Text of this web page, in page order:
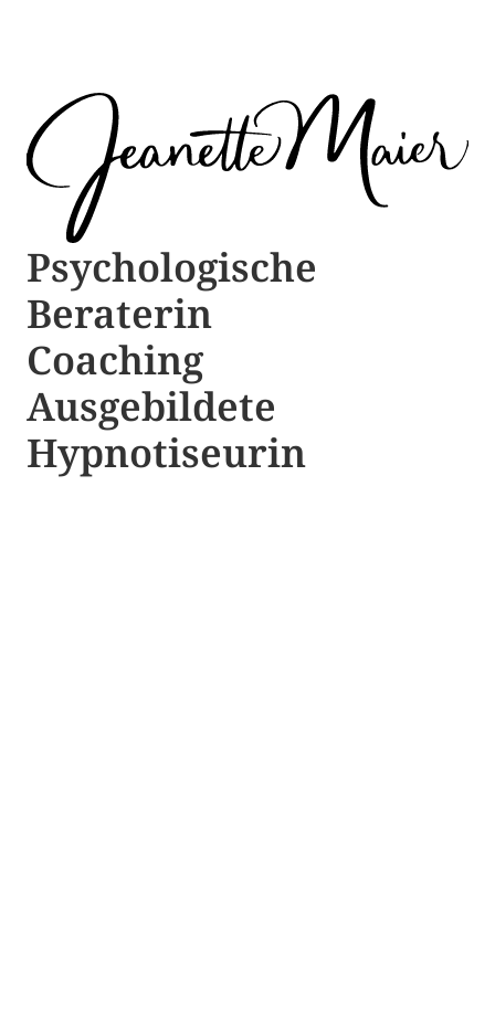
Psychologische ​​
Beraterin
Coaching
Ausgebildete​ ​
Hypnotiseurin